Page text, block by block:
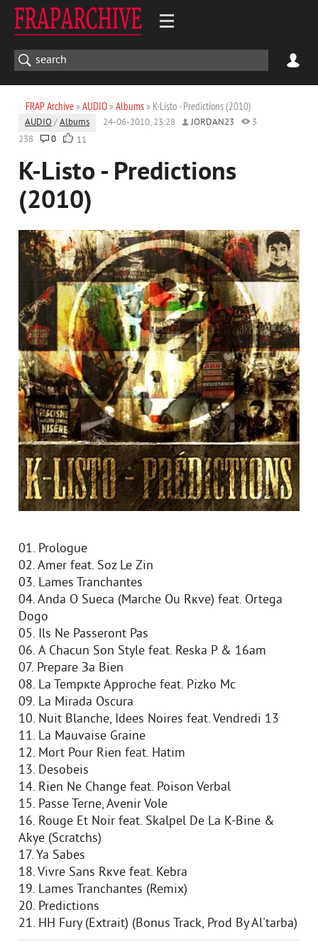
FRAP Archive» AUDIO» Albums» K-Listo - Predictions (2010)
AUDIO /Albums 24-06-2010, 23:28 JORDAN23
3
238
0 11
K-Listo - Predictions
(2010)
01. Prologue
02. Amer feat. Soz Le Zin
03. Lames Tranchantes
04. Anda O Sueсa (Marche Ou Rкve) feat. Ortega
Dogo
05. Ils Ne Passeront Pas
06. А Chacun Son Style feat. Reska P & 16am
07. Prepare Зa Bien
08. La Tempкte Approche feat. Pizko Mc
09. La Mirada Oscura
10. Nuit Blanche, Idees Noires feat. Vendredi 13
11. La Mauvaise Graine
12. Mort Pour Rien feat. Hatim
13. Desobeis
14. Rien Ne Change feat. Poison Verbal
15. Passe Terne, Avenir Vole
16. Rouge Et Noir feat. Skalpel De La K-Bine &
Akye (Scratchs)
17. Ya Sabes
18. Vivre Sans Rкve feat. Kebra
19. Lames Tranchantes (Remix)
20. Predictions
21. HH Fury (Extrait) (Bonus Track, Prod By Al'tarba)